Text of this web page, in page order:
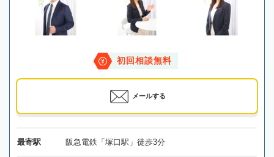
初回相談無料
メールする
最寄駅 阪急電鉄「塚口駅」徒歩3分